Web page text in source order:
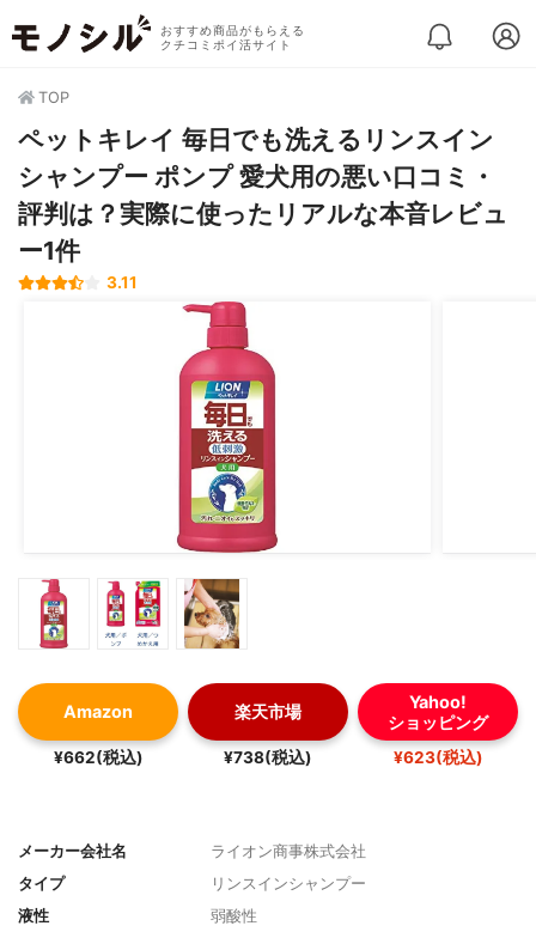
おすすめ商品がもらえる
クチコミポイ活サイト
TOP
ペットキレイ 毎日でも洗えるリンスイン
シャンプー ポンプ 愛犬用の悪い口コミ・
評判は？実際に使ったリアルな本音レビュ
ー1件
3.11
Amazon
¥662(税込)
楽天市場
¥738(税込)
Yahoo!
ショッピング
¥623(税込)
メーカー会社名
ライオン商事株式会社
タイプ
リンスインシャンプー
液性
弱酸性